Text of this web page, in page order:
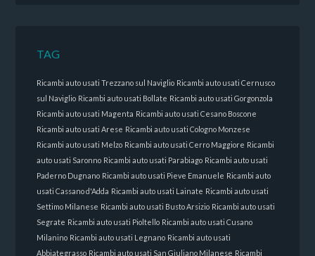
TAG
Ricambi auto usati Trezzano sul Naviglio Ricambi auto usati Cernusco
sul Naviglio Ricambi auto usati Bollate Ricambi auto usati Gorgonzola
Ricambi auto usati Magenta Ricambi auto usati Cesano Boscone
Ricambi auto usati Arese Ricambi auto usati Cologno Monzese
Ricambi auto usati Melzo Ricambi auto usati Cerro Maggiore Ricambi
auto usati Saronno Ricambi auto usati Parabiago Ricambi auto usati
Paderno Dugnano Ricambi auto usati Pieve Emanuele Ricambi auto
usati Cassano d'Adda Ricambi auto usati Lainate Ricambi auto usati
Settimo Milanese Ricambi auto usati Busto Arsizio Ricambi auto usati
Segrate Ricambi auto usati Pioltello Ricambi auto usati Cusano
Milanino Ricambi auto usati Legnano Ricambi auto usati
Abbiategrasso Ricambi auto usati San Giuliano Milanese Ricambi